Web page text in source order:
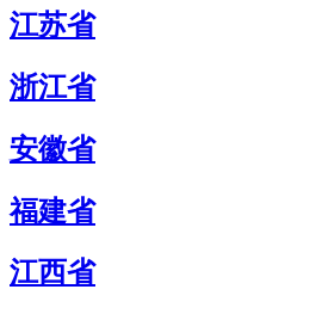
江苏省
浙江省
安徽省
福建省
江西省